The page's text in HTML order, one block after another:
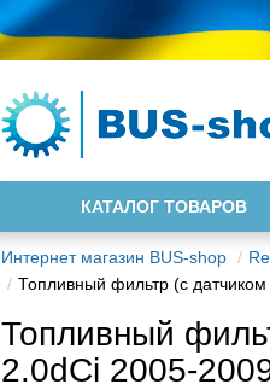
КАТАЛОГ ТОВАРОВ
Интернет магазин BUS-shop
Топливный фильтр (с
Топливный
2.0dCi 2005-